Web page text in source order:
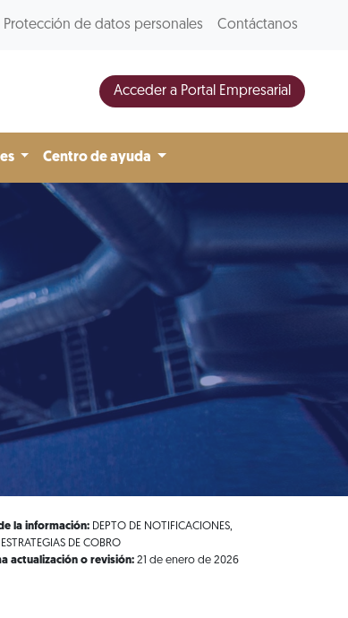
Protección de datos personales Contáctanos
Acceder a Portal Empresarial
Centro de ayuda
la información: DEPTO DE NOTIFICACIONES,
DE COBRO
actualización o revisión: 21 de enero de 2026